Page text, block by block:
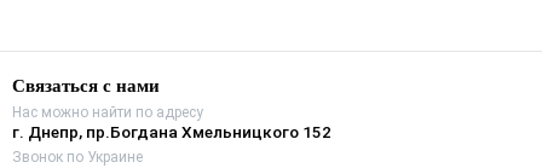
Farecla G6. Лучшие цены в интернете.
Полировка кузова автомобиля
Связаться с нами
Нас можно найти по адресу
г. Днепр, пр.Богдана Хмельницкого 152
Звонок по Украине